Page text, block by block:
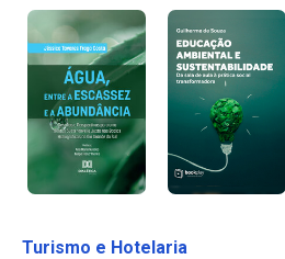
Turismo e Hotelaria